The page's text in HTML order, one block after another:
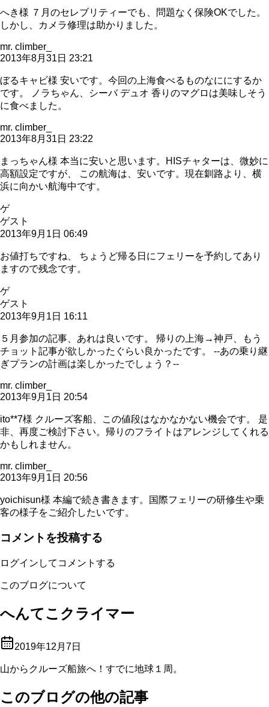
へき様 ７月のセレブリティーでも、問題なく保険OKでした。
しかし、カメラ修理は助かりました。
mr. climber_
2013年8月31日 23:21
ぼるキャビ様 安いです。今回の上海食べるものなににするか
です。 ノラちゃん、シーバ デュオ 香りのマグロは美味しそう
に食べました。
mr. climber_
2013年8月31日 23:22
まっちゃん様 本当に安いと思います。HISチャターは、微妙に
高額設定ですが、 この航海は、安いです。現在釧路より、横
浜に向かい航海中です。
ゲ
ゲスト
2013年9月1日 06:49
お値打ちですね、 ちょうど帰る日にフェリーを予約してあり
ますので残念です。
ゲ
ゲスト
2013年9月1日 16:11
５月参加の記事、あれは良いです。 帰りの上海→神戸、もう
チョット記事が欲しかったぐらい良かったです。 --あの乗り継
ぎプランの計画は楽しかったでしょう？--
mr. climber_
2013年9月1日 20:54
ito**7様 クルーズ客船、この値段はなかなかない機会です。 是
非、再度ご検討下さい。帰りのフライトはアレンジしてくれる
かもしれません。
mr. climber_
2013年9月1日 20:56
yoichisun様 本編で続き書きます。国際フェリーの研修生や乗
客の様子をご紹介したいです。
コメントを投稿する
ログインしてコメントする
このブログについて
へんてこクライマー
2019年12月7日
山からクルーズ船旅へ！すでに地球１周。
このブログの他の記事